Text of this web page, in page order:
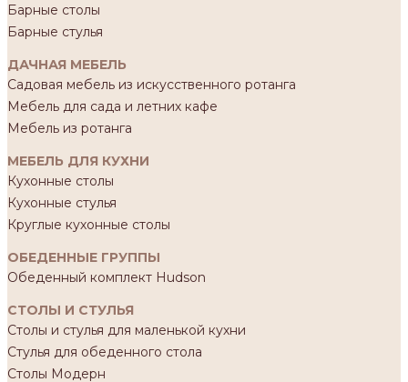
Барные столы
Барные стулья
ДАЧНАЯ МЕБЕЛЬ
Садовая мебель из искусственного ротанга
Мебель для сада и летних кафе
Мебель из ротанга
МЕБЕЛЬ ДЛЯ КУХНИ
Кухонные столы
Кухонные стулья
Круглые кухонные столы
ОБЕДЕННЫЕ ГРУППЫ
Обеденный комплект Hudson
СТОЛЫ И СТУЛЬЯ
Столы и стулья для маленькой кухни
Стулья для обеденного стола
Столы Модерн